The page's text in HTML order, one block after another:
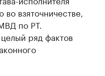
взяточничестве,
по РТ.
ряд фактов